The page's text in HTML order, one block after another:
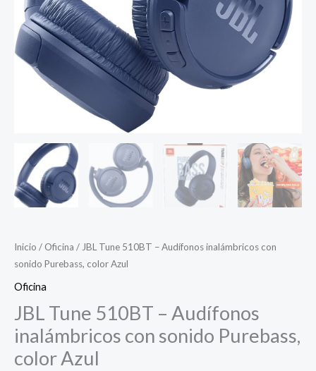
Inicio / Oficina / JBL Tune 510BT – Audífonos inalámbricos con
sonido Purebass, color Azul
Oficina
JBL Tune 510BT – Audífonos
inalámbricos con sonido Purebass,
color Azul